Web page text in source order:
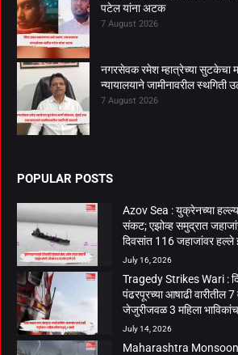
पटेल यांना अटक
7 August 2026
नगरसेवक रमेश म्हात्रेच्या सुटकेचा
न्यायालयाने जामीनावरील स्थगिती
7 August 2026
POPULAR POSTS
Azov Sea : युक्रेनच्या
संकट; एझोव्ह समुद्रात
दिवसांत 116 जहाजांवर हल्ले
July 16, 2026
Tragedy Strikes Wari :
पंढरपूरच्या आषाढी वारीतील
जेजुरीजवळ 3 महिला
July 14, 2026
Maharashtra Monsoon :